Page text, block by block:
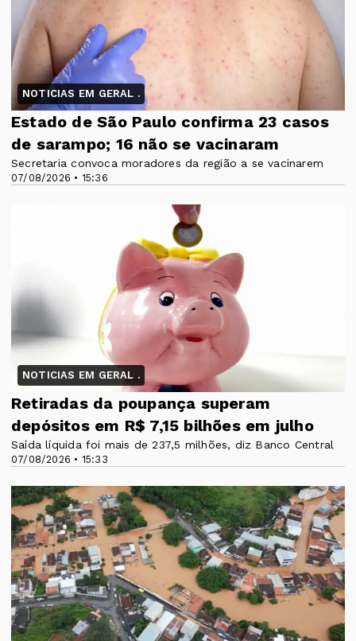
NOTICIAS EM GERAL .
07/08/2026 • 15:36
Estado de São Paulo confirma 23 casos
de sarampo; 16 não se vacinaram
Secretaria convoca moradores da região a se vacinarem
NOTICIAS EM GERAL .
07/08/2026 • 15:33
Retiradas da poupança superam
depósitos em R$ 7,15 bilhões em julho
Saída líquida foi mais de 237,5 milhões, diz Banco Central